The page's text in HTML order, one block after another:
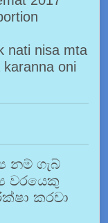
nati nisa mta
oni
නම් ගැබ්
වරයෙකු
කරවා